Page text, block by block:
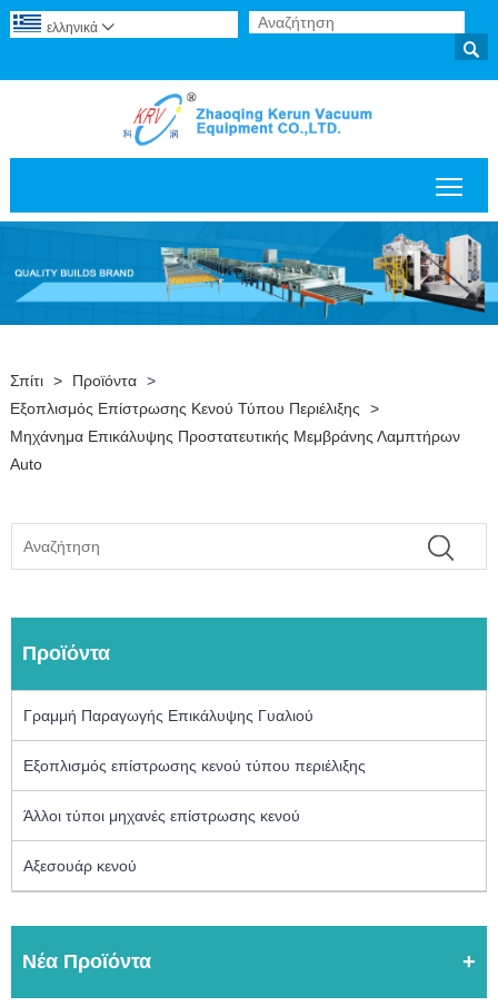

ελληνικά 
Σπίτι > Προϊόντα >
Εξοπλισμός Επίστρωσης Κενού Τύπου Περιέλιξης
>
Μηχάνημα Επικάλυψης Προστατευτικής Μεμβράνης Λαμπτήρων
Auto
Προϊόντα
Γραμμή Παραγωγής Επικάλυψης Γυαλιού
Εξοπλισμός επίστρωσης κενού τύπου περιέλιξης
Άλλοι τύποι μηχανές επίστρωσης κενού
Αξεσουάρ κενού
Νέα Προϊόντα